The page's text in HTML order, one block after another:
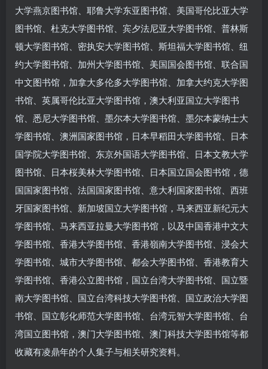
大学燕京图书馆、耶鲁大学东亚图书馆、美国哥伦比亚大学
图书馆、杜克大学图书馆、宾夕法尼亚大学图书馆、普林斯
顿大学图书馆、密执安大学图书馆、斯坦福大学图书馆、纽
约大学图书馆、加州大学图书馆、美国国会图书馆、联合国
中文图书馆，加拿大多伦多大学图书馆、加拿大约克大学图
书馆、英属哥伦比亚大学图书馆，澳大利亚国立大学图书
馆、悉尼大学图书馆、墨尔本大学图书馆、墨尔本蒙纳士大
学图书馆、澳洲国家图书馆，日本早稻田大学图书馆、日本
国学院大学图书馆、东京外国语大学图书馆、日本文教大学
图书馆、日本桜美林大学图书馆、日本国立国会图书馆，德
国国家图书馆、法国国家图书馆、意大利国家图书馆、西班
牙国家图书馆、新加坡国立大学图书馆，马来西亚新纪元大
学图书馆、马来西亚拉曼大学图书馆，以及中国香港中文大
学图书馆、香港大学图书馆、香港嶺南大学图书馆、浸会大
学图书馆、城市大学图书馆、都会大学图书馆、香港教育大
学图书馆、香港公立图书馆，国立台湾大学图书馆、国立暨
南大学图书馆、国立台湾科技大学图书馆、国立政治大学图
书馆、国立彰化师范大学图书馆、台湾元智大学图书馆、台
湾国立图书馆，澳门大学图书馆、澳门科技大学图书馆等都
收藏有凌鼎年的个人集子与相关研究资料。